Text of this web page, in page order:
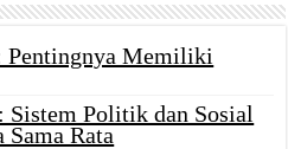
Pentingnya Memiliki
Sistem Politik dan Sosial
Rata